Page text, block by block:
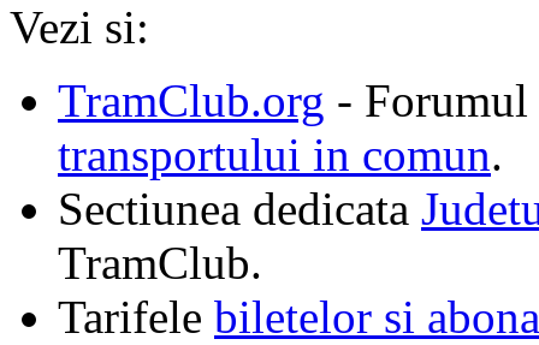
Vezi si:
TramClub.org -
transportului in comun.
Sectiunea dedicata
TramClub.
Tarifele biletelor si